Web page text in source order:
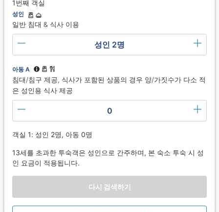
1번째 객실
성인
일반 침대 & 식사 이용
성인 2명
아동 A
침대/침구 제공, 식사가 포함된 상품의 경우 양/가짓수가 다소 적
은 성인용 식사 제공
0
객실 1: 성인 2명, 아동 0명
13세를 초과한 투숙객은 성인으로 간주하며, 본 숙소 투숙 시 성
인 요금이 적용됩니다.
다시 검색하기